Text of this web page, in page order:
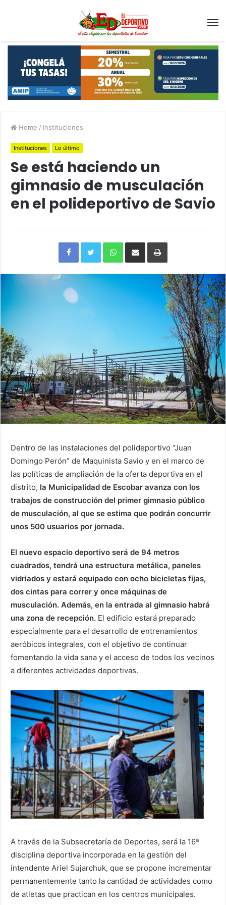
Home / Instituciones
Instituciones Lo último
Se está haciendo un
gimnasio de musculación
en el polideportivo de Savio
FacebookTwitterWhatsAppCompartirImprimir
Dentro de las instalaciones del polideportivo “Juan
Domingo Perón” de Maquinista Savio y en el marco de
las políticas de ampliación de la oferta deportiva en el
distrito, la Municipalidad de Escobar avanza con los
trabajos de construcción del primer gimnasio público
de musculación, al que se estima que podrán concurrir
unos 500 usuarios por jornada.
El nuevo espacio deportivo será de 94 metros
cuadrados, tendrá una estructura metálica, paneles
vidriados y estará equipado con ocho bicicletas fijas,
dos cintas para correr y once máquinas de
musculación. Además, en la entrada al gimnasio habrá
una zona de recepción. El edificio estará preparado
especialmente para el desarrollo de entrenamientos
aeróbicos integrales, con el objetivo de continuar
fomentando la vida sana y el acceso de todos los vecinos
a diferentes actividades deportivas.
A través de la Subsecretaría de Deportes, será la 16ª
disciplina deportiva incorporada en la gestión del
intendente Ariel Sujarchuk, que se propone incrementar
permanentemente tanto la cantidad de actividades como
de atletas que practican en los centros municipales.